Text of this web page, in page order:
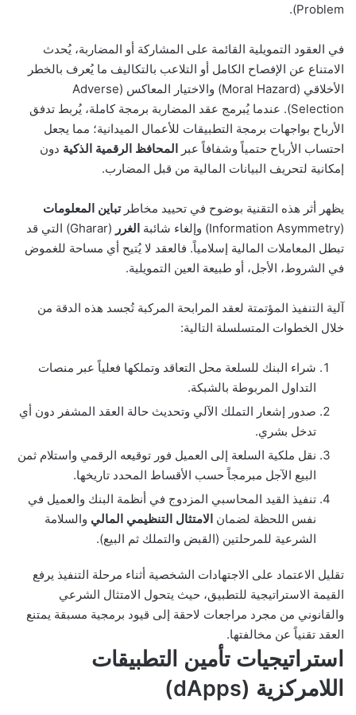
Problem).
في العقود التمويلية القائمة على المشاركة أو المضاربة، يُحدث
الامتناع عن الإفصاح الكامل أو التلاعب بالتكاليف ما يُعرف بالخطر
الأخلاقي (Moral Hazard) والاختيار المعاكس (Adverse
Selection). عندما يُبرمج عقد المضاربة برمجة كاملة، يُربط تدفق
الأرباح بواجهات برمجة التطبيقات للأعمال الميدانية؛ مما يجعل
احتساب الأرباح حتمياً وشفافاً عبر المحافظ الرقمية الذكية دون
إمكانية لتحريف البيانات المالية من قبل المضارب.
يظهر أثر هذه التقنية بوضوح في تحييد مخاطرتباين المعلومات
(Information Asymmetry) وإلغاء شائبة
الغرر
(Gharar) التي قد
تبطل المعاملات المالية إسلامياً. فالعقد لا يُتيح أي مساحة للغموض
في الشروط، الأجل، أو طبيعة العين التمويلية.
آلية التنفيذ المؤتمتة لعقد المرابحة المركبة تُجسد هذه الدقة من
خلال الخطوات المتسلسلة التالية:
شراء البنك للسلعة محل التعاقد وتملكها فعلياً عبر منصات
التداول المربوطة بالشبكة.
صدور إشعار التملك الآلي وتحديث حالة العقد المشفر دون أي
تدخل بشري.
نقل ملكية السلعة إلى العميل فور توقيعه الرقمي واستلام ثمن
البيع الآجل مبرمجاً حسب الأقساط المحدد تاريخها.
تنفيذ القيد المحاسبي المزدوج في أنظمة البنك والعميل في
نفس اللحظة لضمان الامتثال التنظيمي المالي والسلامة
الشرعية للمرحلتين (القبض والتملك ثم البيع).
تقليل الاعتماد على الاجتهادات الشخصية أثناء مرحلة التنفيذ يرفع
القيمة الاستراتيجية للتطبيق، حيث يتحول الامتثال الشرعي
والقانوني من مجرد مراجعات لاحقة إلى قيود برمجية مسبقة يمتنع
العقد تقنياً عن مخالفتها.
استراتيجيات تأمين التطبيقات
اللامركزية (dApps)